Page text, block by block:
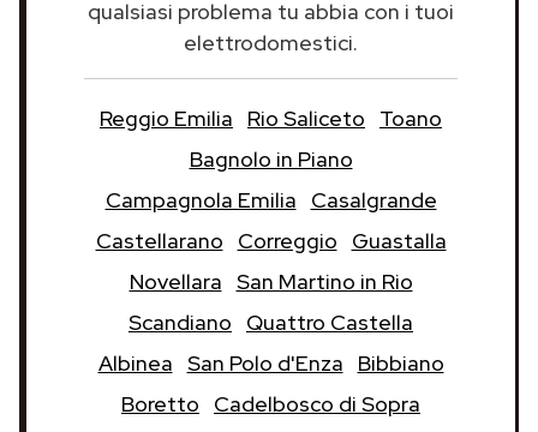
qualsiasi problema tu abbia con i tuoi
elettrodomestici.
Reggio Emilia Rio Saliceto
Toano
Bagnolo in Piano
Campagnola Emilia
Casalgrande
Castellarano
Correggio
Guastalla
Novellara San Martino in Rio
Scandiano
Quattro Castella
Albinea San Polo d'Enza
Bibbiano
Boretto
Cadelbosco di Sopra